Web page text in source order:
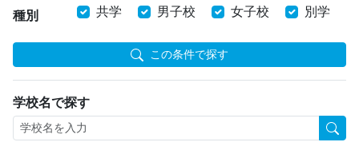
種別 共学 男子校 女子校 別学
この条件で探す
学校名で探す